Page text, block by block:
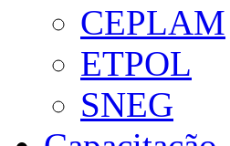
CEPLAM
ETPOL
SNEG